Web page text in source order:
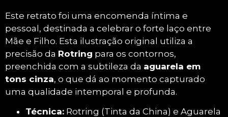
Este retrato foi uma encomenda íntima e
pessoal, destinada a celebrar o forte laço entre
Mãe e Filho. Esta ilustração original utiliza a
precisão da Rotring para os contornos,
preenchida com a subtileza da aguarela em
tons cinza, o que dá ao momento capturado
uma qualidade intemporal e profunda.
Técnica: Rotring (Tinta da China) e Aguarela